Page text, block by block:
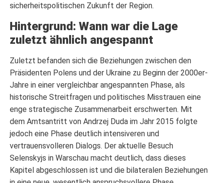
sicherheitspolitischen Zukunft der Region.
Hintergrund: Wann war die Lage
zuletzt ähnlich angespannt
Zuletzt befanden sich die Beziehungen zwischen den
Präsidenten Polens und der Ukraine zu Beginn der 2000er-
Jahre in einer vergleichbar angespannten Phase, als
historische Streitfragen und politisches Misstrauen eine
enge strategische Zusammenarbeit erschwerten. Mit
dem Amtsantritt von Andrzej Duda im Jahr 2015 folgte
jedoch eine Phase deutlich intensiveren und
vertrauensvolleren Dialogs. Der aktuelle Besuch
Selenskyjs in Warschau macht deutlich, dass dieses
Kapitel abgeschlossen ist und die bilateralen Beziehungen